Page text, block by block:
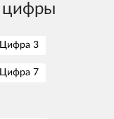
Цифра 3
Цифра 7